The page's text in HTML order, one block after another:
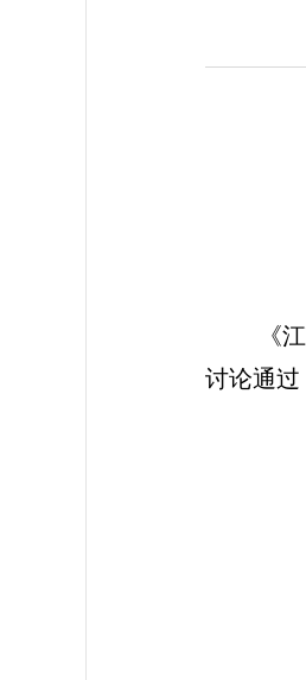
《
讨论通过